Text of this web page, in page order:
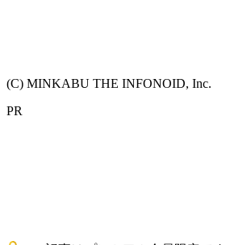
(C) MINKABU THE INFONOID, Inc.
PR